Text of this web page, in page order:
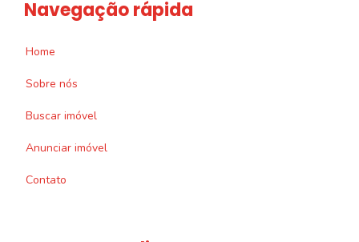
Navegação rápida
Home
Sobre nós
Buscar imóvel
Anunciar imóvel
Contato